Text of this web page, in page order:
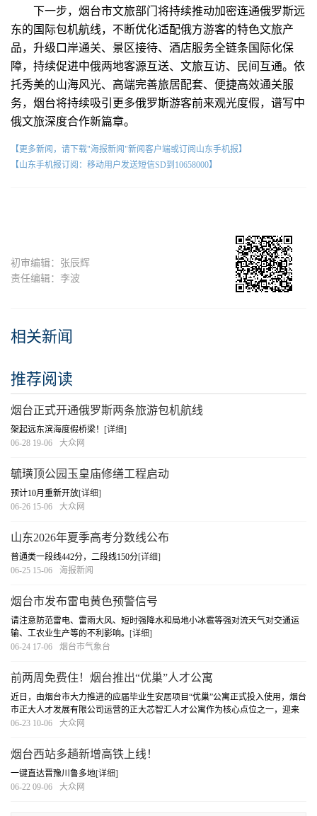
下一步，烟台市文旅部门将持续推动加密连通俄罗斯远
东的国际包机航线，不断优化适配俄方游客的特色文旅产
品，升级口岸通关、景区接待、酒店服务全链条国际化保
障，持续促进中俄两地客源互送、文旅互访、民间互通。依
托秀美的山海风光、高端完善旅居配套、便捷高效通关服
务，烟台将持续吸引更多俄罗斯游客前来观光度假，谱写中
俄文旅深度合作新篇章。
【更多新闻，请下载"海报新闻"新闻客户端或订阅山东手机报】
【山东手机报订阅：移动用户发送短信SD到10658000】
初审编辑：张辰辉
责任编辑：李波
相关新闻
推荐阅读
烟台正式开通俄罗斯两条旅游包机航线
架起远东滨海度假桥梁！ [详细]
06-28 19-06
大众网
毓璜顶公园玉皇庙修缮工程启动
预计10月重新开放[详细]
06-26 15-06
大众网
山东2026年夏季高考分数线公布
普通类一段线442分，二段线150分[详细]
06-25 15-06
海报新闻
烟台市发布雷电黄色预警信号
请注意防范雷电、雷雨大风、短时强降水和局地小冰雹等强对流天气对交通运
输、工农业生产等的不利影响。 [详细]
06-24 17-06
烟台市气象台
前两周免费住！烟台推出“优巢”人才公寓
近日，由烟台市大力推进的应届毕业生安居项目“优巢”公寓正式投入使用，烟台
市正大人才发展有限公司运营的正大芯智汇人才公寓作为核心点位之一，迎来
了首批入住的应届毕业生。芯智汇优巢人才公寓项目总计推出200个床位，面向
06-23 10-06 大众网
烟台西站多趟新增高铁上线！
一键直达晋豫川鲁多地[详细]
06-22 09-06
大众网